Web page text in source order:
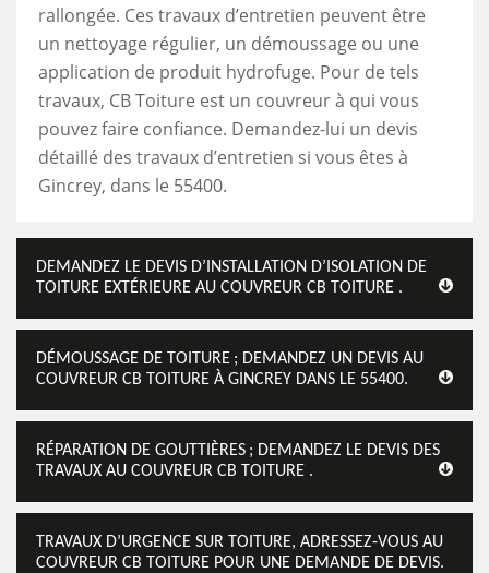
rallongée. Ces travaux d’entretien peuvent être
un nettoyage régulier, un démoussage ou une
application de produit hydrofuge. Pour de tels
travaux, CB Toiture est un couvreur à qui vous
pouvez faire confiance. Demandez-lui un devis
détaillé des travaux d’entretien si vous êtes à
Gincrey, dans le 55400.
DEMANDEZ LE DEVIS D’INSTALLATION D’ISOLATION DE
TOITURE EXTÉRIEURE AU COUVREUR CB TOITURE .
DÉMOUSSAGE DE TOITURE ; DEMANDEZ UN DEVIS AU
COUVREUR CB TOITURE À GINCREY DANS LE 55400.
RÉPARATION DE GOUTTIÈRES ; DEMANDEZ LE DEVIS DES
TRAVAUX AU COUVREUR CB TOITURE .
TRAVAUX D’URGENCE SUR TOITURE, ADRESSEZ-VOUS AU
COUVREUR CB TOITURE POUR UNE DEMANDE DE DEVIS.